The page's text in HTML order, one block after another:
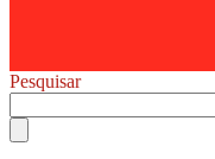
Pesquisar